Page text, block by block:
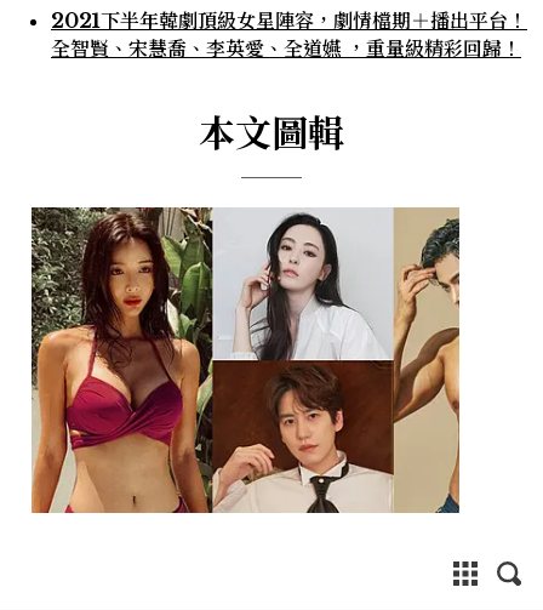
2021下半年韓劇頂級女星陣容，劇情檔期＋播出平台！
全智賢、宋慧喬、李英愛、全道嬿 ，重量級精彩回歸！
本文圖輯